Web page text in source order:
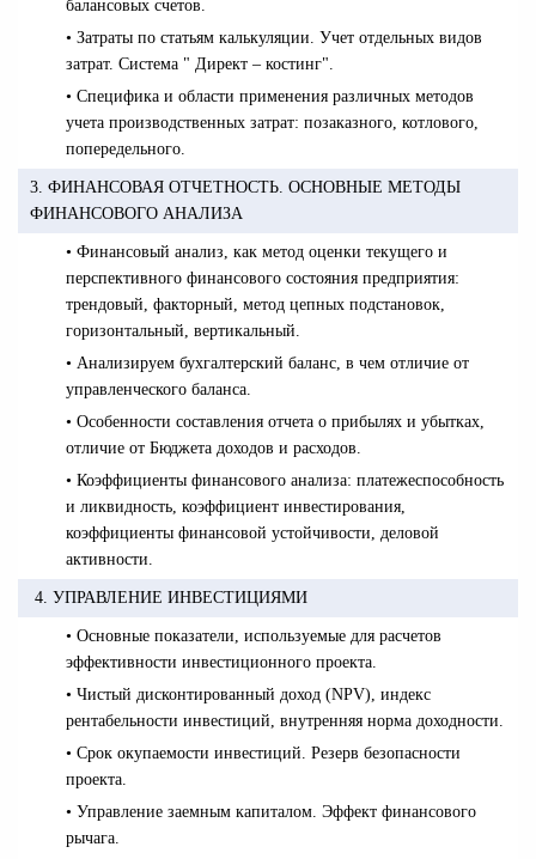
балансовых счетов.
• Затраты по статьям калькуляции. Учет отдельных видов
затрат. Система " Директ – костинг".
• Специфика и области применения различных методов
учета производственных затрат: позаказного, котлового,
попередельного.
3. ФИНАНСОВАЯ ОТЧЕТНОСТЬ. ОСНОВНЫЕ МЕТОДЫ
ФИНАНСОВОГО АНАЛИЗА
• Финансовый анализ, как метод оценки текущего и
перспективного финансового состояния предприятия:
трендовый, факторный, метод цепных подстановок,
горизонтальный, вертикальный.
• Анализируем бухгалтерский баланс, в чем отличие от
управленческого баланса.
• Особенности составления отчета о прибылях и убытках,
отличие от Бюджета доходов и расходов.
• Коэффициенты финансового анализа: платежеспособность
и ликвидность, коэффициент инвестирования,
коэффициенты финансовой устойчивости, деловой
активности.
4. УПРАВЛЕНИЕ ИНВЕСТИЦИЯМИ
• Основные показатели, используемые для расчетов
эффективности инвестиционного проекта.
• Чистый дисконтированный доход (NPV), индекс
рентабельности инвестиций, внутренняя норма доходности.
• Срок окупаемости инвестиций. Резерв безопасности
проекта.
• Управление заемным капиталом. Эффект финансового
рычага.